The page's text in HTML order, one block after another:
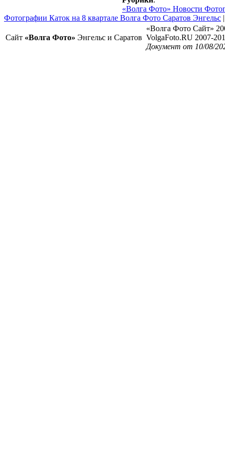
«Волга Фото» Новости
Фотографии Каток на 8 квартале Волга Фото Саратов Энгельс
Сайт «Волга Фото» Энгельс и Саратов
«Волга Фото Сайт»
VolgaFoto.RU 2007-
Документ от 10/08/